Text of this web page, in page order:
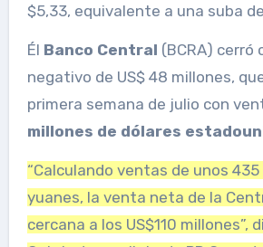
$5,33, equivalente a una suba de
Él Banco Central (BCRA) cerró
negativo de US$ 48 millones,
primera semana de julio con
millones de dólares
“Calculando ventas de unos
yuanes, la venta neta de la
cercana a los US$110 millones”,